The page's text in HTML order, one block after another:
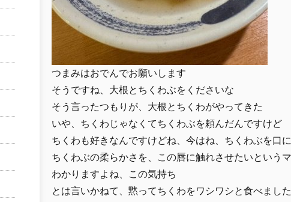
つまみはおでんでお願いします
そうですね、大根とちくわぶをくださいな
そう言ったつもりが、大根とちくわがやってきた
いや、ちくわじゃなくてちくわぶを頼んだんですけど
ちくわも好きなんですけどね、今はね、ちくわぶを口
ちくわぶの柔らかさを、この唇に触れさせたいという
わかりますよね、この気持ち
とは言いかねて、黙ってちくわをワシワシと食べました